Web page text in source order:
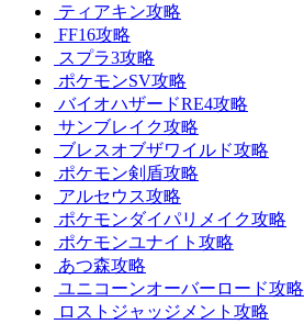
ティアキン攻略
FF16攻略
スプラ3攻略
ポケモンSV攻略
バイオハザードRE4攻略
サンブレイク攻略
ブレスオブザワイルド攻略
ポケモン剣盾攻略
アルセウス攻略
ポケモンダイパリメイク攻略
ポケモンユナイト攻略
あつ森攻略
ユニコーンオーバーロード攻略
ロストジャッジメント攻略